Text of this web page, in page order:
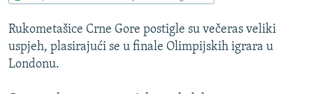
VIDEO
FOTOGALERIJE
INFOGRAFIKE
PODCASTI
RAT U UKRAJINI
KINA NA BALKANU
Rukometašice Crne Gore postigle su večeras veliki
uspjeh, plasirajući se u finale Olimpijskih igrara u
Londonu.